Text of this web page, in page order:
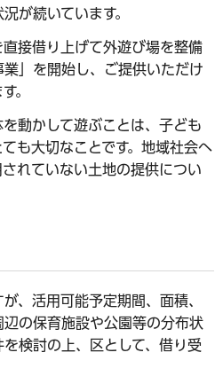
が続いています。
接借り上げて外遊び場を整備
」を開始し、ご提供いただけ
。
動かして遊ぶことは、子ども
も大切なことです。地域社会へ
れていない土地の提供につい
、活用可能予定期間、面積、
の保育施設や公園等の分布状
検討の上、区として、借り受